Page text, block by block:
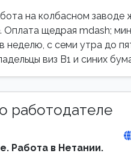
на колбасном заводе
Оплата щедрая mdash;
неделю, с семи утра до
виз B1 и синих
работодателе
Работа в Нетании.